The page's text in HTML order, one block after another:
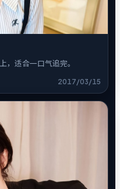
，适合一口气追完。
2017/03/15